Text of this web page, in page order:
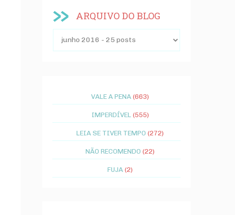
ARQUIVO DO BLOG
VALE A PENA (663)
IMPERDÍVEL (555)
LEIA SE TIVER TEMPO (272)
NÃO RECOMENDO (22)
FUJA (2)